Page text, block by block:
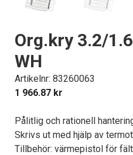
Org.kry 3.2/
WH
Artikelnr: 83260063
1 966.87 kr
Pålitlig och rationell
Skrivs ut med hjälp av
Tillbehör: värmepistol för